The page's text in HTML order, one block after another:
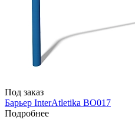
Под заказ
Барьер InterAtletika BO017
Подробнее